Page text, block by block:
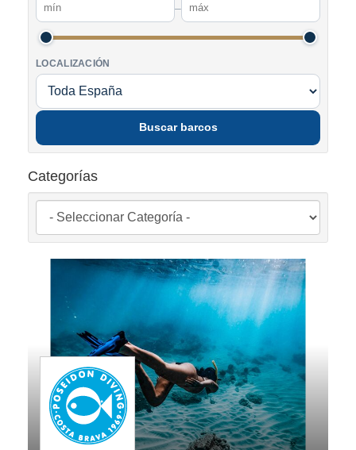
–
LOCALIZACIÓN
Buscar barcos
Categorías